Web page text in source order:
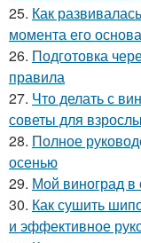
25. Как
момента его
26. Подготовка
правила
27. Что делать с
советы для
28. Полное
осенью
29. Мой виноград в
30. Как сушить
и эффективное